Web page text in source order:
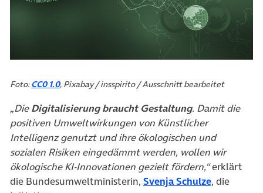
Foto:CC0 1.0, Pixabay / insspirito / Ausschnitt bearbeitet
„DieDigitalisierung braucht Gestaltung. Damit die
positiven Umweltwirkungen von Künstlicher
Intelligenz genutzt und ihre ökologischen und
sozialen Risiken eingedämmt werden, wollen wir
ökologische KI-Innovationen gezielt fördern,“erklärt
die Bundesumweltministerin, Svenja Schulze, die